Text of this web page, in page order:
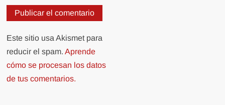
Este sitio usa Akismet para
reducir el spam.Aprende
cómo se procesan los datos
de tus comentarios.